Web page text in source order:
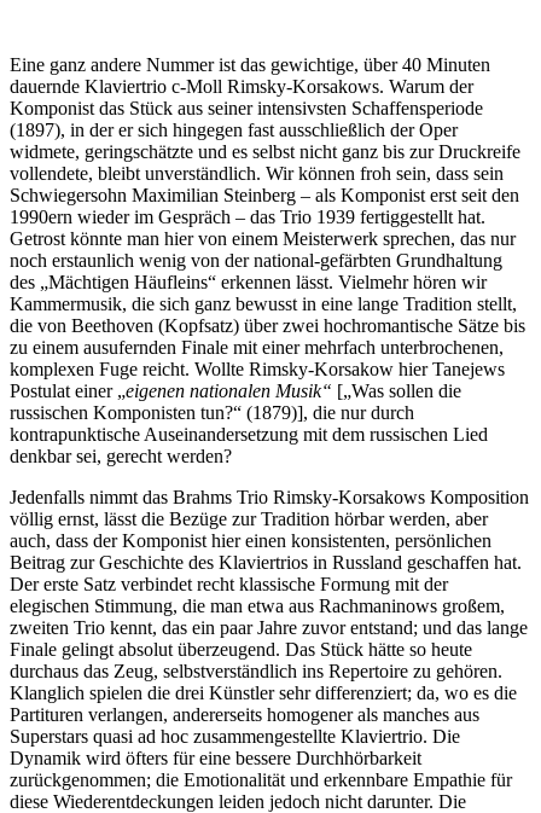
Eine ganz andere Nummer ist das gewichtige, über 40 Minuten
dauernde Klaviertrio c-Moll Rimsky-Korsakows. Warum der
Komponist das Stück aus seiner intensivsten Schaffensperiode
(1897), in der er sich hingegen fast ausschließlich der Oper
widmete, geringschätzte und es selbst nicht ganz bis zur Druckreife
vollendete, bleibt unverständlich. Wir können froh sein, dass sein
Schwiegersohn Maximilian Steinberg – als Komponist erst seit den
1990ern wieder im Gespräch – das Trio 1939 fertiggestellt hat.
Getrost könnte man hier von einem Meisterwerk sprechen, das nur
noch erstaunlich wenig von der national-gefärbten Grundhaltung
des „Mächtigen Häufleins“ erkennen lässt. Vielmehr hören wir
Kammermusik, die sich ganz bewusst in eine lange Tradition stellt,
die von Beethoven (Kopfsatz) über zwei hochromantische Sätze bis
zu einem ausufernden Finale mit einer mehrfach unterbrochenen,
komplexen Fuge reicht. Wollte Rimsky-Korsakow hier Tanejews
Postulat einer „eigenen nationalen Musik“ [„Was sollen die
russischen Komponisten tun?“ (1879)], die nur durch
kontrapunktische Auseinandersetzung mit dem russischen Lied
denkbar sei, gerecht werden?
Jedenfalls nimmt das Brahms Trio Rimsky-Korsakows Komposition
völlig ernst, lässt die Bezüge zur Tradition hörbar werden, aber
auch, dass der Komponist hier einen konsistenten, persönlichen
Beitrag zur Geschichte des Klaviertrios in Russland geschaffen hat.
Der erste Satz verbindet recht klassische Formung mit der
elegischen Stimmung, die man etwa aus Rachmaninows großem,
zweiten Trio kennt, das ein paar Jahre zuvor entstand; und das lange
Finale gelingt absolut überzeugend. Das Stück hätte so heute
durchaus das Zeug, selbstverständlich ins Repertoire zu gehören.
Klanglich spielen die drei Künstler sehr differenziert; da, wo es die
Partituren verlangen, andererseits homogener als manches aus
Superstars quasi ad hoc zusammengestellte Klaviertrio. Die
Dynamik wird öfters für eine bessere Durchhörbarkeit
zurückgenommen; die Emotionalität und erkennbare Empathie für
diese Wiederentdeckungen leiden jedoch nicht darunter. Die